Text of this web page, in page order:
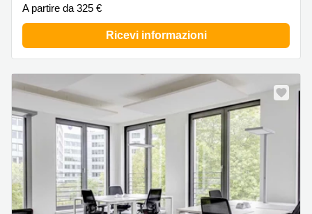
A partire da 325 €
Ricevi informazioni